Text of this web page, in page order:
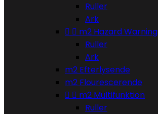
Ruller
Ark
  m2 Hazard Warning
Ruller
Ark
m2 Efterlysende
m2 Flourescerende
  m2 Multifunktion
Ruller